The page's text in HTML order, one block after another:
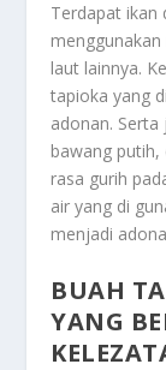
Terdapat ikan
laut lainnya.
tapioka yang
adonan.
bawang
rasa gurih
air yang di
menjadi
BUAH
YANG